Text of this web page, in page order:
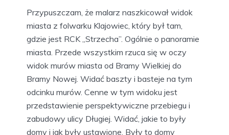
Przypuszczam, że malarz naszkicował widok
miasta z folwarku Klajowiec, który był tam,
gdzie jest RCK „Strzecha”. Ogólnie o panoramie
miasta. Przede wszystkim rzuca się w oczy
widok murów miasta od Bramy Wielkiej do
Bramy Nowej. Widać baszty i basteje na tym
odcinku murów. Cenne w tym widoku jest
przedstawienie perspektywiczne przebiegu i
zabudowy ulicy Długiej. Widać, jakie to były
domy i jak były ustawione. Były to domy